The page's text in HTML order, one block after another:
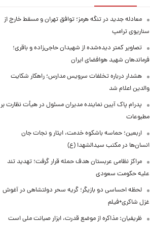
معادله جدید در تنگه هرمز؛ توافق تهران و مسقط خارج از
سناریوی ترامپ
تصاویر کمتر دیده‌شده از شهیدان حاجی‌زاده و باقری؛
فرماندهان شهید هوافضای ایران
هشدار درباره تخلفات سرویس مدارس؛ راهکار شکایت
والدین اعلام شد
پدرام پاک آیین نماینده مدیران مسئول در هیأت نظارت بر
مطبوعات
اربعین؛ حماسه باشکوه خدمت، ایثار و نجات جان
انسان‌ها در مکتب سیدالشهدا (ع)
مراکز نظامی عربستان هدف حمله قرار گرفت؛ تهدید تند
علیه حکومت سعودی
لحظه احساسی دو بازیگر؛ گریه سحر دولتشاهی در آغوش
غزل شاکری+فیلم
ظریفیان: مذاکره از موضع قدرت، ابزار صیانت ملی است